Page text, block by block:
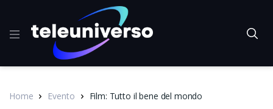
Home Evento Film: Tutto il bene del mondo